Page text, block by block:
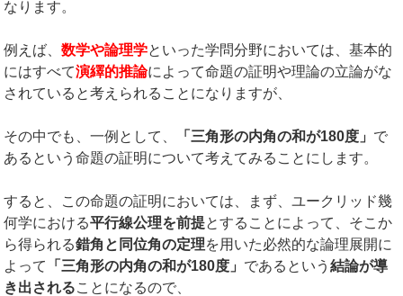
なります。
例えば、数学や論理学といった学問分野においては、基本的
にはすべて演繹的推論によって命題の証明や理論の立論がな
されていると考えられることになりますが、
その中でも、一例として、 「三角形の内角の和が180度」 で
あるという命題の証明について考えてみることにします。
すると、この命題の証明においては、まず、ユークリッド幾
何学における平行線公理を前提とすることによって、そこか
ら得られる錯角と同位角の定理を用いた必然的な論理展開に
よって
「三角形の内角の和が180度」 であるという結論が導
き出されることになるので、